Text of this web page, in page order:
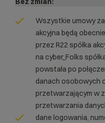
Wszystkie umowy
akcyjna będą
przez R22 spółka
na cyber_Folks
powstała po
danach osobowych
przetwarzającym w
przetwarzania
dane logowania,